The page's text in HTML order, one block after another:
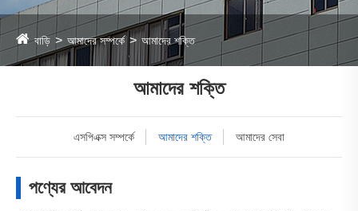
বাড়ি আমাদের সম্পর্কে আমাদের শক্তি
আমাদের শক্তি
এসপিএক্স সম্পর্কে আমাদের শক্তি আমাদের সেবা
পণ্যের আবেদন